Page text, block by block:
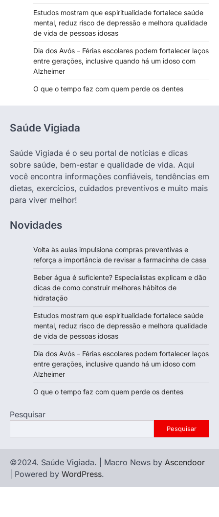
Estudos mostram que espiritualidade fortalece saúde
mental, reduz risco de depressão e melhora qualidade
de vida de pessoas idosas
Dia dos Avós – Férias escolares podem fortalecer laços
entre gerações, inclusive quando há um idoso com
Alzheimer
O que o tempo faz com quem perde os dentes
Saúde Vigiada
Saúde Vigiada é o seu portal de notícias e dicas
sobre saúde, bem-estar e qualidade de vida. Aqui
você encontra informações confiáveis, tendências em
dietas, exercícios, cuidados preventivos e muito mais
para viver melhor!
Novidades
Volta às aulas impulsiona compras preventivas e
reforça a importância de revisar a farmacinha de casa
Beber água é suficiente? Especialistas explicam e dão
dicas de como construir melhores hábitos de
hidratação
Estudos mostram que espiritualidade fortalece saúde
mental, reduz risco de depressão e melhora qualidade
de vida de pessoas idosas
Dia dos Avós – Férias escolares podem fortalecer laços
entre gerações, inclusive quando há um idoso com
Alzheimer
O que o tempo faz com quem perde os dentes
Pesquisar
Pesquisar
©2024. Saúde Vigiada. | Macro News by Ascendoor
| Powered by WordPress.